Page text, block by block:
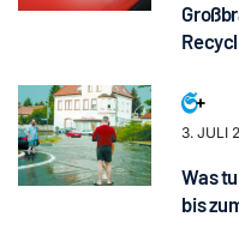
3. JULI
Was
bis